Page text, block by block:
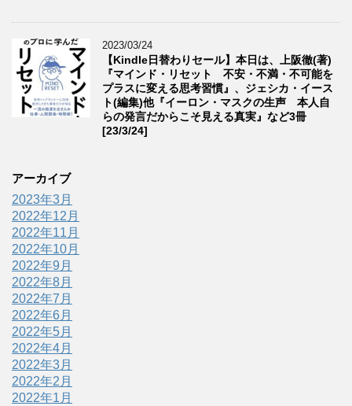
2023/03/24
【Kindle日替わりセール】本日は、上阪徹(著)
『マインド・リセット 不安・不満・不可能を
プラスに変える思考習慣』、ジェシカ・イース
ト(編集)他『イーロン・マスクの生声 本人自
らの発言だからこそ見える真実』など3冊
[23/3/24]
アーカイブ
2023年3月
2022年12月
2022年11月
2022年10月
2022年9月
2022年8月
2022年7月
2022年6月
2022年5月
2022年4月
2022年3月
2022年2月
2022年1月